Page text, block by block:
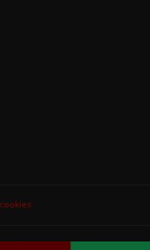
Všetky práva vyhradené.